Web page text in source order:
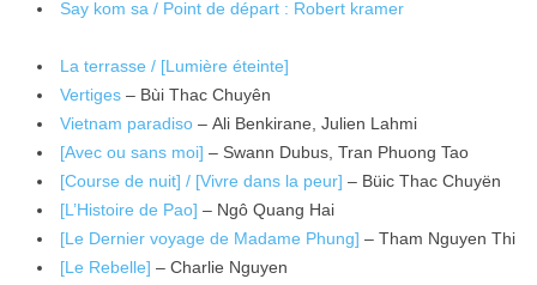
Say kom sa / Point de départ : Robert kramer
La terrasse / [Lumière éteinte]
Vertiges – Bùi Thac Chuyên
Vietnam paradiso – Ali Benkirane, Julien Lahmi
[Avec ou sans moi] – Swann Dubus, Tran Phuong Tao
[Course de nuit] / [Vivre dans la peur] – Büic Thac Chuyën
[L’Histoire de Pao] – Ngô Quang Hai
[Le Dernier voyage de Madame Phung] – Tham Nguyen Thi
[Le Rebelle] – Charlie Nguyen